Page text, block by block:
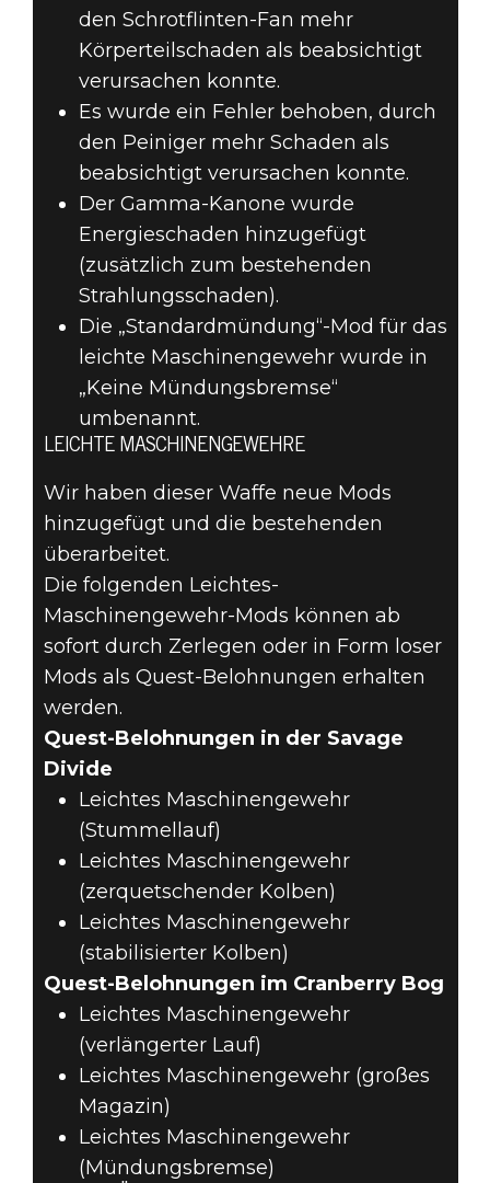
den Schrotflinten-Fan mehr
Körperteilschaden als beabsichtigt
verursachen konnte.
Es wurde ein Fehler behoben, durch
den Peiniger mehr Schaden als
beabsichtigt verursachen konnte.
Der Gamma-Kanone wurde
Energieschaden hinzugefügt
(zusätzlich zum bestehenden
Strahlungsschaden).
Die „Standardmündung“-Mod für das
leichte Maschinengewehr wurde in
„Keine Mündungsbremse“
umbenannt.
LEICHTE MASCHINENGEWEHRE
Wir haben dieser Waffe neue Mods
hinzugefügt und die bestehenden
überarbeitet.
Die folgenden Leichtes-
Maschinengewehr-Mods können ab
sofort durch Zerlegen oder in Form loser
Mods als Quest-Belohnungen erhalten
werden.
Quest-Belohnungen in der Savage
Divide
Leichtes Maschinengewehr
(Stummellauf)
Leichtes Maschinengewehr
(zerquetschender Kolben)
Leichtes Maschinengewehr
(stabilisierter Kolben)
Quest-Belohnungen im Cranberry Bog
Leichtes Maschinengewehr
(verlängerter Lauf)
Leichtes Maschinengewehr (großes
Magazin)
Leichtes Maschinengewehr
(Mündungsbremse)